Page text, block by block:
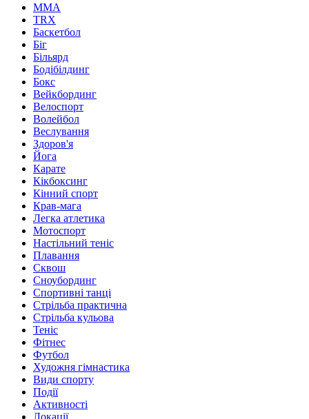
MMA
TRX
Баскетбол
Біг
Більярд
Бодібілдинг
Бокс
Вейкбординг
Велоспорт
Волейбол
Веслування
Здоров'я
Йога
Карате
Кікбоксинг
Кінний спорт
Крав-мага
Легка атлетика
Мотоспорт
Настільний теніс
Плавання
Сквош
Сноубординг
Спортивні танці
Стрільба практична
Стрільба кульова
Теніс
Фітнес
Футбол
Художня гімнастика
Види спорту
Події
Активності
Локації